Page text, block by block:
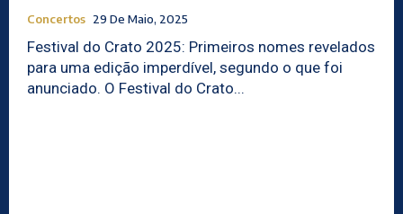
Concertos 29 De Maio, 2025
Festival do Crato 2025: Primeiros nomes revelados
para uma edição imperdível, segundo o que foi
anunciado. O Festival do Crato...